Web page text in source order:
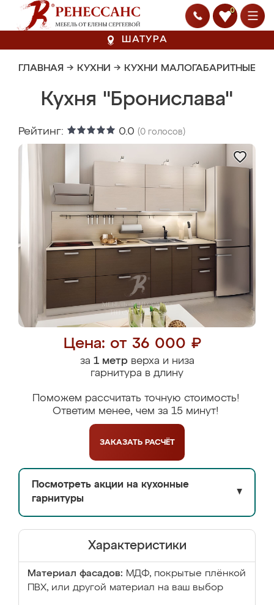
0
ШАТУРА
ГЛАВНАЯ → КУХНИ → КУХНИ МАЛОГАБАРИТНЫЕ
Кухня "Бронислава"
Рейтинг: 0.0 (0 голосов)
Цена: от 36 000 ₽
за 1 метрверха и низа
гарнитура в длину
Поможем рассчитать точную стоимость!
Ответим менее, чем за 15 минут!
ЗАКАЗАТЬ РАСЧЁТ
Посмотреть акции на кухонные
гарнитуры
▼
Характеристики
Материал фасадов: МДФ, покрытые плёнкой
ПВХ, или другой материал на ваш выбор